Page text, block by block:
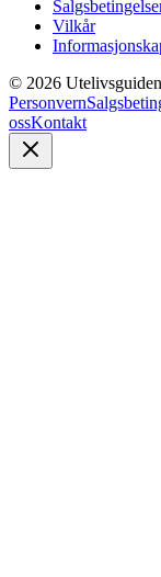
Vilkår
© 2026
Personvern
ossKontakt